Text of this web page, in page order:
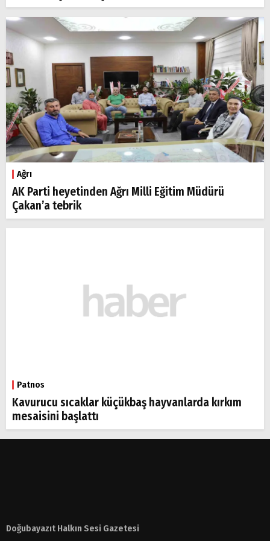
Ağrı
AK Parti heyetinden Ağrı Milli Eğitim Müdürü
Çakan’a tebrik
Patnos
Kavurucu sıcaklar küçükbaş hayvanlarda kırkım
mesaisini başlattı
Doğubayazıt Halkın Sesi Gazetesi